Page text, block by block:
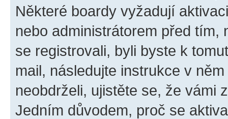
Některé boardy vyžadují
nebo administrátorem před tím,
se registrovali, byli byste k
mail, následujte instrukce v
neobdrželi, ujistěte se, že vámi
Jedním důvodem, proč se